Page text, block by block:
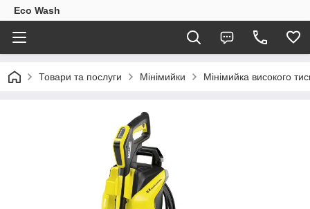
Eco Wash
Товари та послуги Мінімийки Мінімийка високого